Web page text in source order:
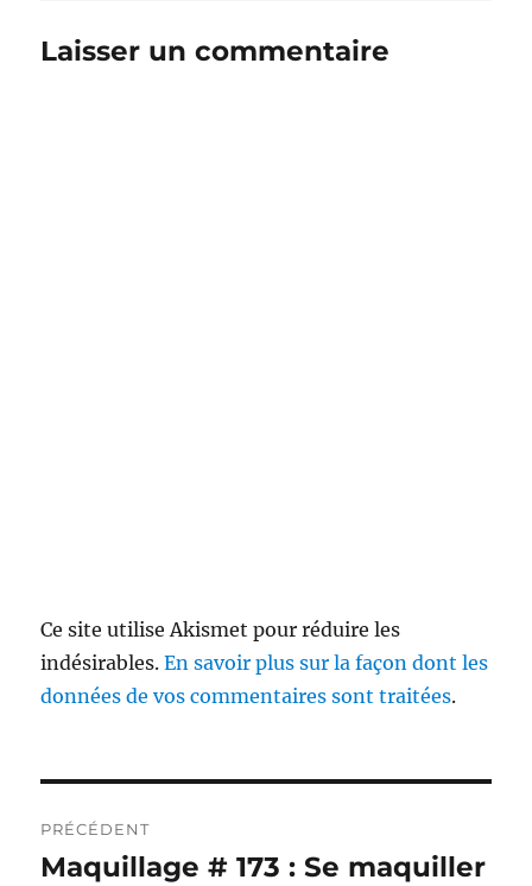
Laisser un commentaire
Ce site utilise Akismet pour réduire les
indésirables.En savoir plus sur la façon dont les
données de vos commentaires sont traitées.
de
PRÉCÉDENT
Publication
Maquillage # 173 : Se maquiller